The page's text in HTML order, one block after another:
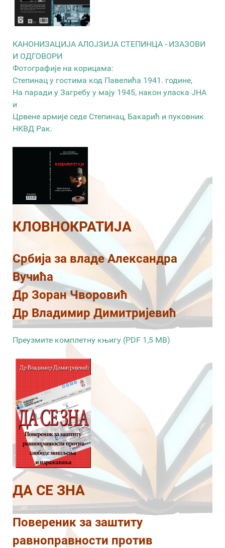
КАНОНИЗАЦИЈА АЛОЈЗИЈА СТЕПИНЦА - ИЗАЗОВИ
И ОДГОВОРИ
Фотографије на корицама:
Степинац у гостима код Павелића 1941. године,
На паради у Загребу у мају 1945, након уласка ЈНА
и
Црвене армије седе Степинац, Бакарић и пуковник
НКВД Рак.
КЛОВНОКРАТИЈА
Србија за владе Александра
Вучића
Др Зоран Чворовић
Др Владимир Димитријевић
Преузмите комплетну књигу (PDF 1,5 MB)
ДА СЕ ЗНА
Повереник за заштиту
равноправности против